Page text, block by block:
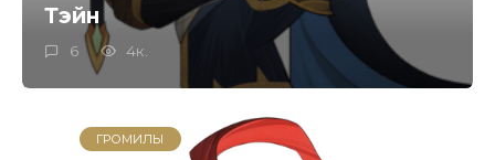
Тэйн
6 4к.
ГРОМИЛЫ